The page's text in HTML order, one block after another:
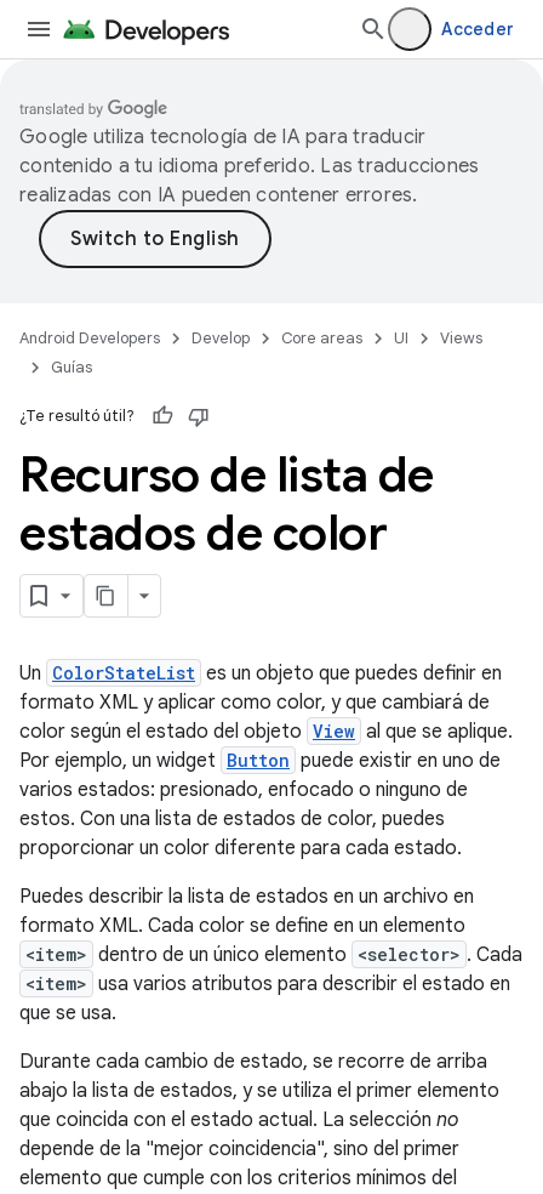
Acceder
Google utiliza tecnología de IA para traducir
contenido a tu idioma preferido. Las traducciones
realizadas con IA pueden contener errores.
Android Developers Develop Core areas UI
Views
Guías
¿Te resultó útil?
Recurso de lista de
estados de color
Un ColorStateList es un objeto que puedes definir en
formato XML y aplicar como color, y que cambiará de
color según el estado del objeto View al que se aplique.
Por ejemplo, un widget Button puede existir en uno de
varios estados: presionado, enfocado o ninguno de
estos. Con una lista de estados de color, puedes
proporcionar un color diferente para cada estado.
Puedes describir la lista de estados en un archivo en
formato XML. Cada color se define en un elemento
<item> dentro de un único elemento <selector> . Cada
<item> usa varios atributos para describir el estado en
que se usa.
Durante cada cambio de estado, se recorre de arriba
abajo la lista de estados, y se utiliza el primer elemento
que coincida con el estado actual. La selección no
depende de la "mejor coincidencia", sino del primer
elemento que cumple con los criterios mínimos del